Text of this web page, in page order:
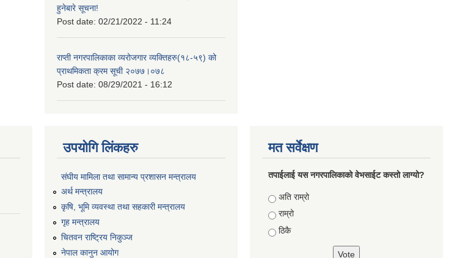
हुनेबारे सूचना!
Post date: 02/21/2022 - 11:24
राप्ती नगरपालिकाका व्यरोजगार व्यक्तिहरु(१८-५९) को
प्राथमिकता क्रम सूची २०७७।०७८
Post date: 08/29/2021 - 16:12
उपयोगि लिंकहरु
संघीय मामिला तथा सामान्य प्रशासन मन्त्रालय
अर्थ मन्त्रालय
कृषि, भूमि व्यवस्था तथा सहकारी मन्त्रालय
गृह मन्त्रालय
चितवन राष्ट्रिय निकुञ्ज
नेपाल कानुन आयोग
मत सर्वेक्षण
तपाईलाई यस नगरपालिकाको वेभसाईट कस्तो लाग्यो?
Choices
अति राम्रो
राम्रो
ठिकै